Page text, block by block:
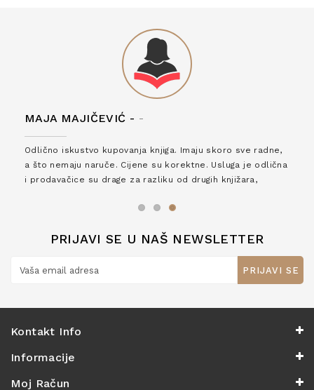
MAJA MAJIČEVIĆ - -
Odlično iskustvo kupovanja knjiga. Imaju skoro sve radne,
a što nemaju naruče. Cijene su korektne. Usluga je odlična
i prodavačice su drage za razliku od drugih knjižara,
PRIJAVI SE U NAŠ NEWSLETTER
PRIJAVI SE
Kontakt Info
Informacije
Moj Račun